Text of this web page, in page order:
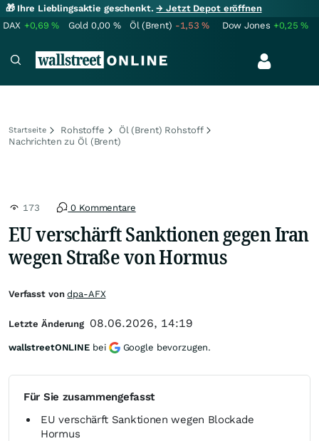
🎁 Ihre Lieblingsaktie geschenkt.→ Jetzt Depot eröffnen
DAX +0,69% Gold 0,00 % Öl (Brent) -1,53% Dow Jones +0,25%
Startseite Rohstoffe
Öl (Brent) Rohstoff
Nachrichten zu Öl (Brent)
173 0 Kommentare
EU verschärft Sanktionen gegen Iran
wegen Straße von Hormus
Für Sie zusammengefasst
EU verschärft Sanktionen wegen Blockade
Hormus
Verfasst vondpa-AFX
Letzte Änderung 08.06.2026, 14:19
wallstreetONLINE bei Google bevorzugen.